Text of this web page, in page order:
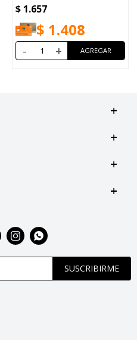
$ 1.657
$ 1.408
- +
SUSCRIBIRME
 